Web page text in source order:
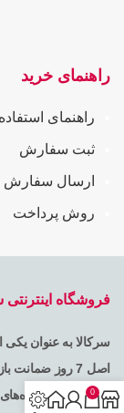
راهنمای خرید
راهنمای
ثبت سفارش
ارسال سفارش
روش پرداخت
فروشگاه اینترنتی
سرکالا به عنوان یکی
اصل 7 روز
همگام با
0